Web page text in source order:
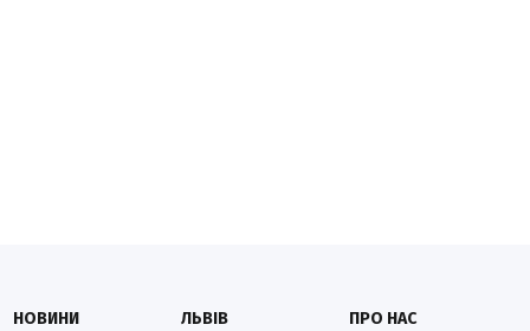
НОВИНИ
ЛЬВІВ
ПРО НАС